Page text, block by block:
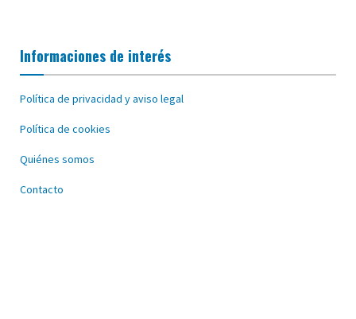
Informaciones de interés
Política de privacidad y aviso legal
Política de cookies
Quiénes somos
Contacto